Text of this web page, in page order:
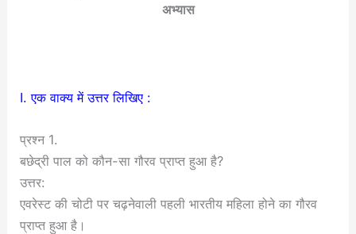
अभ्यास
I. एक वाक्य में उत्तर लिखिए :
प्रश्न 1.
बछेद्री पाल को कौन-सा गौरव प्राप्त हुआ है?
उत्तर:
एवरेस्ट की चोटी पर चढ़नेवाली पहली भारतीय महिला होने का गौरव
प्राप्त हुआ है।